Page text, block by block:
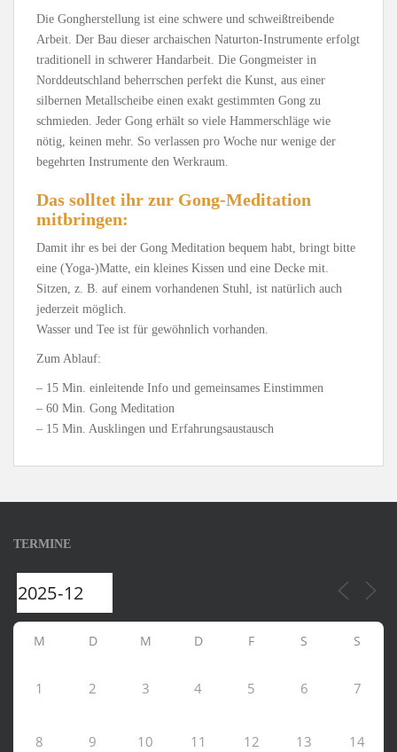
Die Gongherstellung ist eine schwere und schweißtreibende
Arbeit. Der Bau dieser archaischen Naturton-Instrumente erfolgt
traditionell in schwerer Handarbeit. Die Gongmeister in
Norddeutschland beherrschen perfekt die Kunst, aus einer
silbernen Metallscheibe einen exakt gestimmten Gong zu
schmieden. Jeder Gong erhält so viele Hammerschläge wie
nötig, keinen mehr. So verlassen pro Woche nur wenige der
begehrten Instrumente den Werkraum.
Das solltet ihr zur Gong-Meditation
mitbringen:
Damit ihr es bei der Gong Meditation bequem habt, bringt bitte
eine (Yoga-)Matte, ein kleines Kissen und eine Decke mit.
Sitzen, z. B. auf einem vorhandenen Stuhl, ist natürlich auch
jederzeit möglich.
Wasser und Tee ist für gewöhnlich vorhanden.
Zum Ablauf:
– 15 Min. einleitende Info und gemeinsames Einstimmen
– 60 Min. Gong Meditation
– 15 Min. Ausklingen und Erfahrungsaustausch
TERMINE
M D M D F S S
1 2 3 4 5 6 7
8 9 10 11 12 13 14